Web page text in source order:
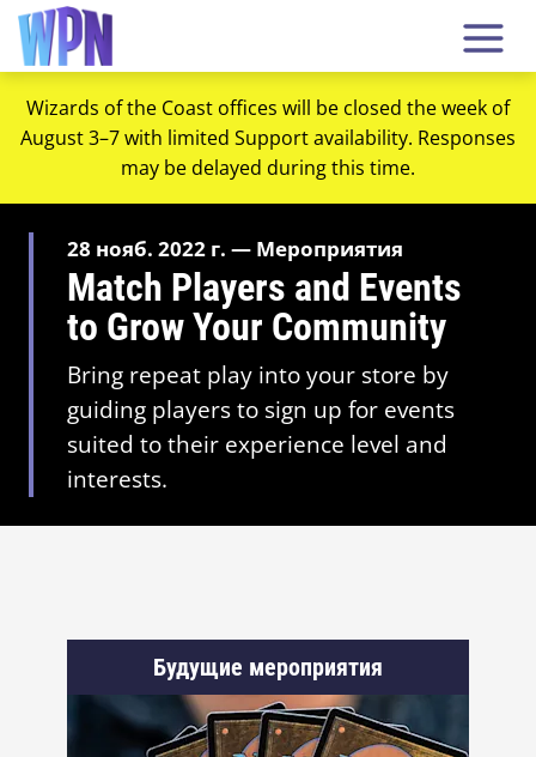
Wizards of the Coast offices will be closed the week of
August 3–7 with limited Support availability. Responses
may be delayed during this time.
28 нояб. 2022 г. — Мероприятия
Match Players and Events
to Grow Your Community
Bring repeat play into your store by
guiding players to sign up for events
suited to their experience level and
interests.
Будущие мероприятия